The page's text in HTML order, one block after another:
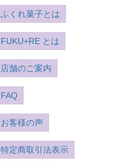
ふくれ菓子とは
FUKU+RE とは
店舗のご案内
FAQ
お客様の声
特定商取引法表示